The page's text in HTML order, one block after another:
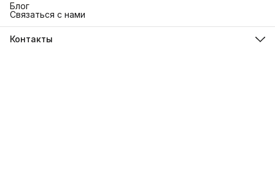
Блог
Связаться с нами
Контакты